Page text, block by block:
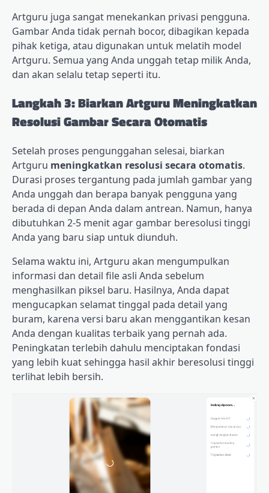
Artguru juga sangat menekankan privasi pengguna.
Gambar Anda tidak pernah bocor, dibagikan kepada
pihak ketiga, atau digunakan untuk melatih model
Artguru. Semua yang Anda unggah tetap milik Anda,
dan akan selalu tetap seperti itu.
Langkah 3: Biarkan Artguru Meningkatkan
Resolusi Gambar Secara Otomatis
Setelah proses pengunggahan selesai, biarkan
Artguru meningkatkan resolusi secara otomatis.
Durasi proses tergantung pada jumlah gambar yang
Anda unggah dan berapa banyak pengguna yang
berada di depan Anda dalam antrean. Namun, hanya
dibutuhkan 2-5 menit agar gambar beresolusi tinggi
Anda yang baru siap untuk diunduh.
Selama waktu ini, Artguru akan mengumpulkan
informasi dan detail file asli Anda sebelum
menghasilkan piksel baru. Hasilnya, Anda dapat
mengucapkan selamat tinggal pada detail yang
buram, karena versi baru akan menggantikan kesan
Anda dengan kualitas terbaik yang pernah ada.
Peningkatan terlebih dahulu menciptakan fondasi
yang lebih kuat sehingga hasil akhir beresolusi tinggi
terlihat lebih bersih.